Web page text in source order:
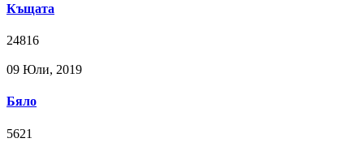
Къщата
24816
09 Юли, 2019
Бяло
5621